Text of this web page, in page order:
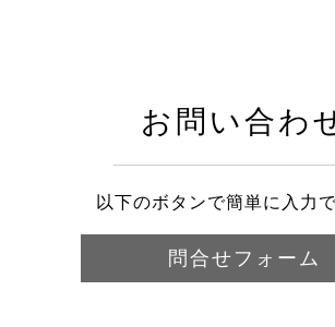
お問い合わ
以下のボタンで簡単に入力
問合せフォーム